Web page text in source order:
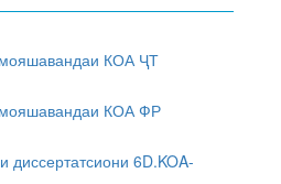
КОА ҶТ
КОА ФР
диссертатсиони 6D.KOA-